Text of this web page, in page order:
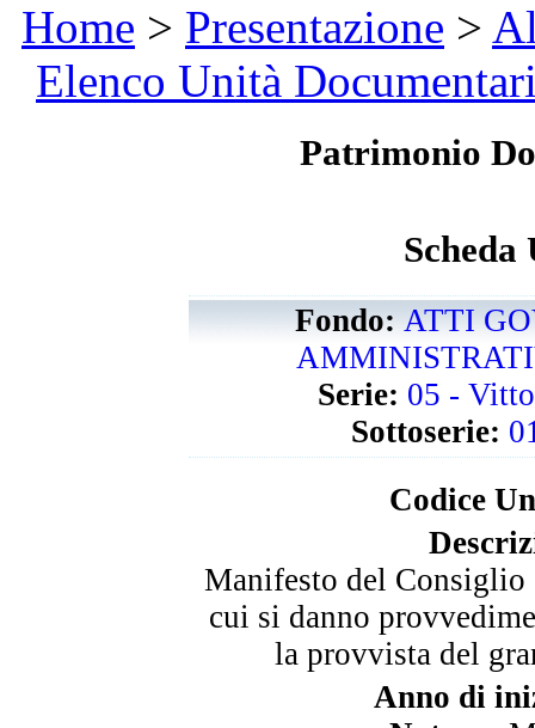
Home > Presentazione >
Elenco Unità
Patrimonio
Scheda
Fondo:ATTI
Serie: 05 -
Sottoserie:
Codice
Manifesto del
cui si danno
la provvista del
Anno di